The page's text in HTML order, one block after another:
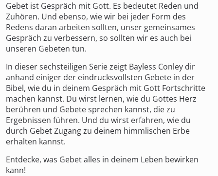
Gebet ist Gespräch mit Gott. Es bedeutet Reden und
Zuhören. Und ebenso, wie wir bei jeder Form des
Redens daran arbeiten sollten, unser gemeinsames
Gespräch zu verbessern, so sollten wir es auch bei
unseren Gebeten tun.
In dieser sechsteiligen Serie zeigt Bayless Conley dir
anhand einiger der eindrucksvollsten Gebete in der
Bibel, wie du in deinem Gespräch mit Gott Fortschritte
machen kannst. Du wirst lernen, wie du Gottes Herz
berühren und Gebete sprechen kannst, die zu
Ergebnissen führen. Und du wirst erfahren, wie du
durch Gebet Zugang zu deinem himmlischen Erbe
erhalten kannst.
Entdecke, was Gebet alles in deinem Leben bewirken
kann!